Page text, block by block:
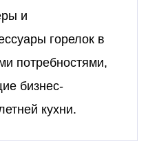
и
горелок в
потребностями,
бизнес-
кухни.